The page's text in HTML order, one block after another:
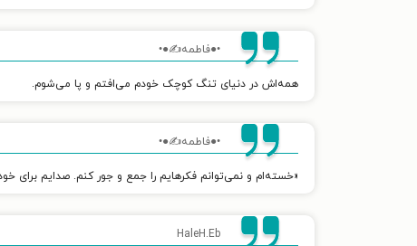
•●فاطمه✍●•
همه‌اش در دنیای تنگ کوچک خودم می‌افتم و پا می‌شوم.
•●فاطمه✍●•
«خسته‌ام و نمی‌توانم فکرهایم را جمع و جور کنم. صدایم برای
HaleH.Eb